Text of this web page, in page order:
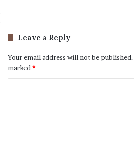
Leave a Reply
Your email address will not be published.
marked *